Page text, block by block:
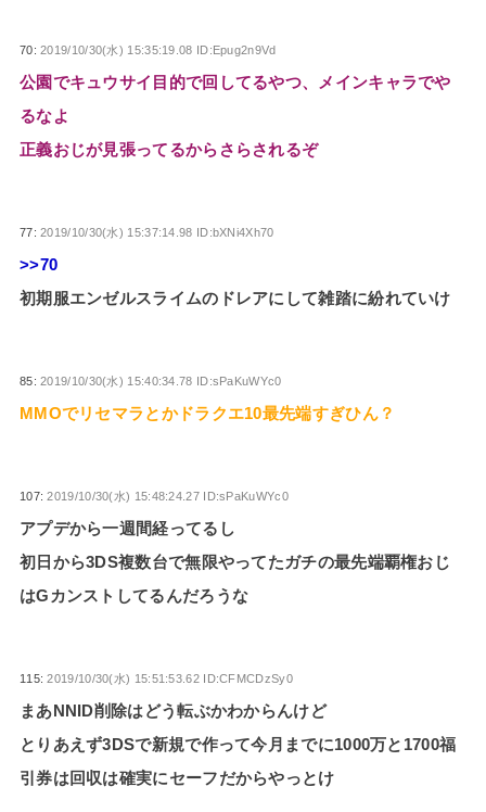
70:2019/10/30(水) 15:35:19.08 ID:Epug2n9Vd
公園でキュウサイ目的で回してるやつ、メインキャラでや
るなよ
正義おじが見張ってるからさらされるぞ
77:2019/10/30(水) 15:37:14.98 ID:bXNi4Xh70
>>70
初期服エンゼルスライムのドレアにして雑踏に紛れていけ
85:2019/10/30(水) 15:40:34.78 ID:sPaKuWYc0
MMOでリセマラとかドラクエ10最先端すぎひん？
107:2019/10/30(水) 15:48:24.27 ID:sPaKuWYc0
アプデから一週間経ってるし
初日から3DS複数台で無限やってたガチの最先端覇権おじ
はGカンストしてるんだろうな
115:2019/10/30(水) 15:51:53.62 ID:CFMCDzSy0
まあNNID削除はどう転ぶかわからんけど
とりあえず3DSで新規で作って今月までに1000万と1700福
引券は回収は確実にセーフだからやっとけ